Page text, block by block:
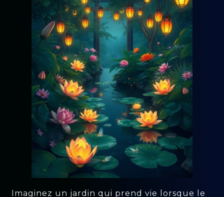
Imaginez un jardin qui prend vie lorsque le